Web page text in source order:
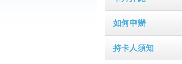
如何申辦
持卡人須知